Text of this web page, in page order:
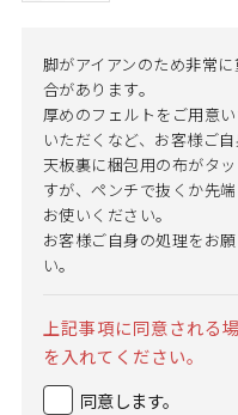
脚がアイアンのため非常
合があります。
厚めのフェルトをご用意
いただくなど、お客様ご
天板裏に梱包用の布がタ
すが、ペンチで抜くか先
お使いください。
お客様ご自身の処理をお
い。
上記事項に同意される
を入れてください。
同意します。